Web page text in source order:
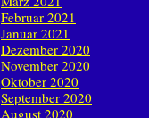
Februar 2021
Januar 2021
Dezember 2020
November 2020
Oktober 2020
September 2020
August 2020